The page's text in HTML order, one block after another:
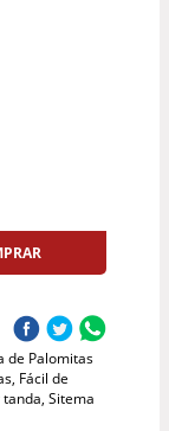
de Palomitas
Fácil de
Sitema